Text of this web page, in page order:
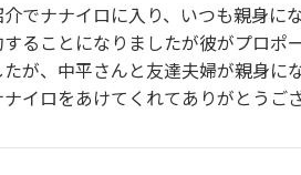
でナナイロに入り、いつも親身に
ることになりましたが彼がプロポ
たが、中平さんと友達夫婦が親身に
イロをあけてくれてありがとうご